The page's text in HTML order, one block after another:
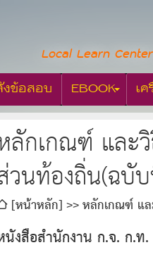
Local Learn
ข้อสอบ EBOOK เ
ลักเกณฑ์ และ
วนท้องถิ่น(ฉ
[หน้าหลัก] หลักเกณฑ์ แ
งสือสํานักงาน ก.จ. ก.